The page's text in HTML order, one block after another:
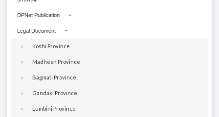
DPNet Publication
Legal Document
Koshi Province
Madhesh Province
Bagmati Province
Gandaki Province
Lumbini Province